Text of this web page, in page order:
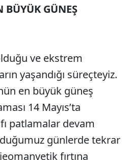
GÜNEŞ
ve ekstrem
yaşandığı süreçteyiz.
en büyük güneş
14 Mayıs’ta
patlamalar devam
günlerde tekrar
fırtına